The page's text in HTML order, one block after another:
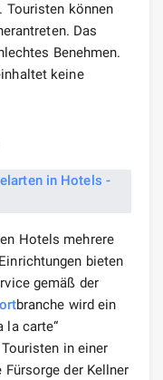
Touristen können
Das
Benehmen.
keine
Hotels mehrere
bieten
gemäß der
branche wird ein
la carte“
in einer
Fürsorge der Kellner